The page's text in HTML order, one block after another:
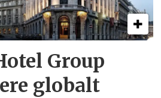
Group
globalt